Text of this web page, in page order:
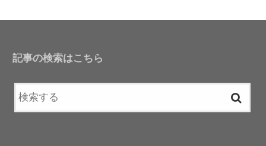
記事の検索はこちら